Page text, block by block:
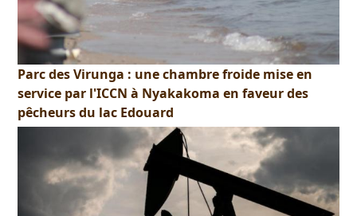
Parc des Virunga : une chambre froide mise en
service par l'ICCN à Nyakakoma en faveur des
pêcheurs du lac Edouard